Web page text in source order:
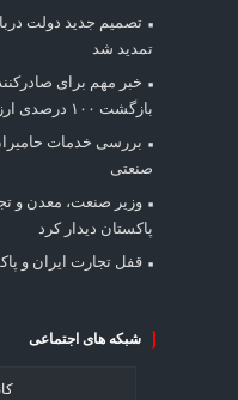
تصمیم جدید دولت
تمدید شد
خبر مهم برای
بازگشت ۱۰۰ درصدی ارز مشخص شد
بررسی خدمات
صنعتی
وزیر صنعت، معدن و
پاکستان دیدار کرد
قفل تجارت ایران و
شبکه های اجتماعی